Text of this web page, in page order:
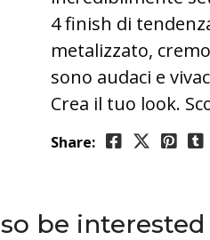
4 finish di
metalizzato,
sono audaci e
Crea il tuo look.
Share:
be interested